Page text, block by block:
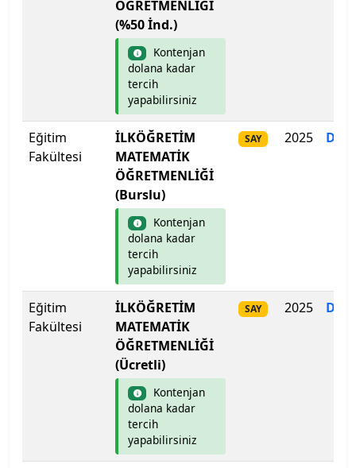
Maltepe Üniversitesi
Manisa Celâl Bayar Üniversitesi
Mardin Artuklu Üniversitesi
Marmara Üniversitesi
MEF Üniversitesi
Mersin Üniversitesi
Mimar Sinan Güzel Sanatlar Üniversitesi
Mudanya Üniversitesi
Muğla Sıtkı Koçman Üniversitesi
Munzur Üniversitesi
Muş Alparslan Üniversitesi
Necmettin Erbakan Üniversitesi
ÖĞRETMENLİĞİ
(%50 İnd.)
Kontenjan
dolana kadar
tercih
yapabilirsiniz
Eğitim
Fakültesi
İLKÖĞRETİM
MATEMATİK
ÖĞRETMENLİĞİ
(Burslu)
Kontenjan
dolana kadar
tercih
yapabilirsiniz
SAY 2025
Eğitim
Fakültesi
İLKÖĞRETİM
MATEMATİK
ÖĞRETMENLİĞİ
(Ücretli)
Kontenjan
dolana kadar
tercih
yapabilirsiniz
SAY 2025